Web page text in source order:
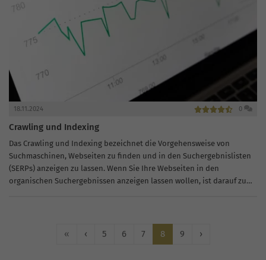
18.11.2024 0
Crawling und Indexing
Das Crawling und Indexing bezeichnet die Vorgehensweise von
Suchmaschinen, Webseiten zu finden und in den Suchergebnislisten
(SERPs) anzeigen zu lassen. Wenn Sie Ihre Webseiten in den
organischen Suchergebnissen anzeigen lassen wollen, ist darauf zu
« ‹ 5 6 7 8 9 ›